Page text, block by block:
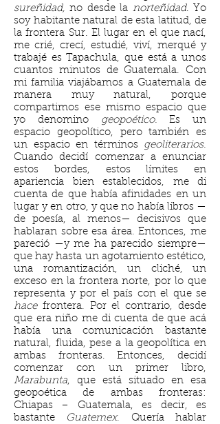
sureñidad, no desde la norteñidad. Yo
soy habitante natural de esta latitud, de
la frontera Sur. El lugar en el que nací,
me crié, crecí, estudié, viví, merqué y
trabajé es Tapachula, que está a unos
cuantos minutos de Guatemala. Con
mi familia viajábamos a Guatemala de
manera muy natural, porque
compartimos ese mismo espacio que
yo denomino geopoético.Es un
espacio geopolítico, pero también es
un espacio en términos geoliterarios.
Cuando decidí comenzar a enunciar
estos bordes, estos límites en
apariencia bien establecidos, me di
cuenta de que había afinidades en un
lugar y en otro, y que no había libros —
de poesía, al menos— decisivos que
hablaran sobre esa área. Entonces, me
pareció —y me ha parecido siempre—
que hay hasta un agotamiento estético,
una romantización, un cliché, un
exceso en la frontera norte, por lo que
representa y por el país con el que se
hacefrontera. Por el contrario, desde
que era niño me di cuenta de que acá
había una comunicación bastante
natural, fluida, pese a la geopolítica en
ambas fronteras. Entonces, decidí
comenzar con un primer libro,
Marabunta, que está situado en esa
geopoética de ambas fronteras:
Chiapas – Guatemala, es decir, es
bastante
Guatemex. Quería hablar